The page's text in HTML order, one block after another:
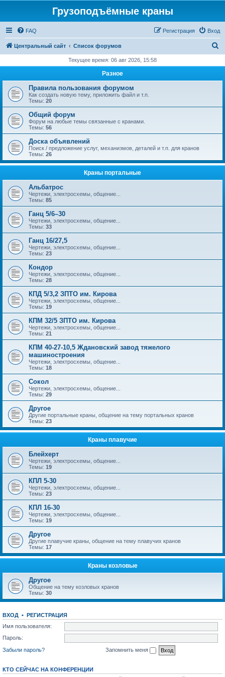
Грузоподъёмные краны
FAQ Вход
Регистрация
Центральный сайт Список форумов
с
Текущее время: 06 авг 2026, 15:58
Разное
Правила пользования форумом
Как создать новую тему, приложить файл и т.п.
Темы: 20
Общий форум
Форум на любые темы связанные с кранами.
Темы: 56
Доска объявлений
Поиск / предложение услуг, механизмов, деталей и т.п. для кранов
Темы: 26
Краны портальные
Альбатрос
Чертежи, электросхемы, общение...
Темы: 85
Ганц 5/6–30
Чертежи, электросхемы, общение...
Темы: 33
Ганц 16/27,5
Чертежи, электросхемы, общение...
Темы: 23
Кондор
Чертежи, электросхемы, общение...
Темы: 28
КПД 5/3,2 ЗПТО им. Кирова
Чертежи, электросхемы, общение...
Темы: 19
КПМ 32/5 ЗПТО им. Кирова
Чертежи, электросхемы, общение...
Темы: 21
КПМ 40-27-10,5 Ждановский завод тяжелого
машиностроения
Чертежи, электросхемы, общение...
Темы: 18
Сокол
Чертежи, электросхемы, общение...
Темы: 29
Другое
Другие портальные краны, общение на тему портальных кранов
Темы: 23
Краны плавучие
Блейхерт
Чертежи, электросхемы, общение...
Темы: 19
КПЛ 5-30
Чертежи, электросхемы, общение...
Темы: 23
КПЛ 16-30
Чертежи, электросхемы, общение...
Темы: 19
Другое
Другие плавучие краны, общение на тему плавучих кранов
Темы: 17
Краны козловые
Другое
Общение на тему козловых кранов
Темы: 30
ВХОД • РЕГИСТРАЦИЯ
Имя пользователя:
Пароль:
Забыли пароль?
Запомнить меня
КТО СЕЙЧАС НА КОНФЕРЕНЦИИ